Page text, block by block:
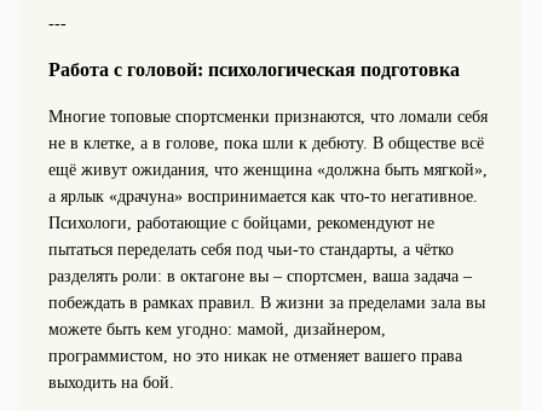
---
Работа с головой: психологическая подготовка
Многие топовые спортсменки признаются, что ломали себя
не в клетке, а в голове, пока шли к дебюту. В обществе всё
ещё живут ожидания, что женщина «должна быть мягкой»,
а ярлык «драчуна» воспринимается как что-то негативное.
Психологи, работающие с бойцами, рекомендуют не
пытаться переделать себя под чьи-то стандарты, а чётко
разделять роли: в октагоне вы – спортсмен, ваша задача –
побеждать в рамках правил. В жизни за пределами зала вы
можете быть кем угодно: мамой, дизайнером,
программистом, но это никак не отменяет вашего права
выходить на бой.